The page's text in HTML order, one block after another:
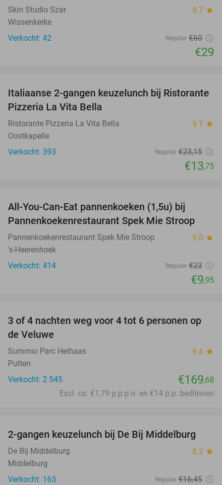
Skin Studio Szar 9.7 star
Wissenkerke
Verkocht: 42
Regulier €60
€29
41%
Italiaanse 2-gangen keuzelunch bij Ristorante
Pizzeria La Vita Bella
Ristorante Pizzeria La Vita Bella 9.7 star
Oostkapelle
Verkocht: 393
Regulier €23,15
€13,75
All-You-Can-Eat pannenkoeken (1,5u) bij
Pannenkoekenrestaurant Spek Mie Stroop
Pannenkoekenrestaurant Spek Mie Stroop 9.0 star
's-Heerenhoek
Verkocht: 414
Regulier €23
€9,95
3 of 4 nachten weg voor 4 tot 6 personen op
de Veluwe
Summio Parc Heihaas 9.4 star
Putten
Verkocht: 2.545
€169,68
Excl. ca. €1,79 p.p.p.n. en €14 p.p. bedlinnen
42%
2-gangen keuzelunch bij De Bij Middelburg
De Bij Middelburg 8.2 star
Middelburg
Verkocht: 163
Regulier €16,45